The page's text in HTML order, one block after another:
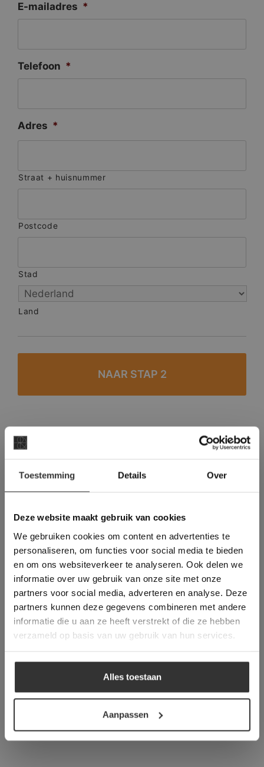
Toestemming Details Over
Deze website maakt gebruik van cookies
We gebruiken cookies om content en advertenties te
personaliseren, om functies voor social media te bieden
en om ons websiteverkeer te analyseren. Ook delen we
informatie over uw gebruik van onze site met onze
partners voor social media, adverteren en analyse. Deze
partners kunnen deze gegevens combineren met andere
informatie die u aan ze heeft verstrekt of die ze hebben
verzameld op basis van uw gebruik van hun services.
Alles toestaan
Aanpassen
E-mailadres *
Telefoon *
Adres *
Straat + huisnummer
Postcode
Stad
Land
#1 in de categorie vloeren op Trustpilot
Legwerk vanuit het tegelzettersgilde
Meer dan 500 m2 showroom
Deze website maakt
gebruik van cookies.
This Cookie Banner was deleted and is no
longer working. Please contact the website
administrator.
Deze website gebruikt cookies om de
gebruikerservaring te verbeteren. Door
gebruik te maken van onze website geeft u
toestemming voor alle cookies in
overeenstemming met ons cookiebeleid.Lees
verder
ALLES ACCEPTEREN
ALLES AFWIJZEN
DETAILS WEERGEVEN